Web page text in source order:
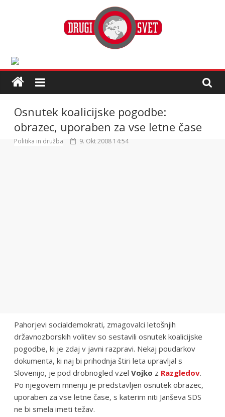
Osnutek koalicijske pogodbe:
obrazec, uporaben za vse letne čase
Politika in družba 9. Okt 2008 14:54
Pahorjevi socialdemokrati, zmagovalci letošnjih
državnozborskih volitev so sestavili osnutek koalicijske
pogodbe, ki je zdaj v javni razpravi. Nekaj poudarkov
dokumenta, ki naj bi prihodnja štiri leta upravljal s
Slovenijo, je pod drobnogled vzelVojko z Razgledov.
Po njegovem mnenju je predstavljen osnutek obrazec,
uporaben za vse letne čase, s katerim niti Janševa SDS
ne bi smela imeti težav.